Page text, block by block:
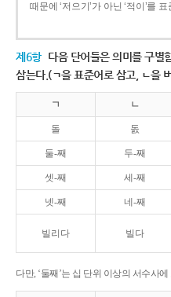
때문에 ‘저으기’가 아닌 ‘적이’를
제6항 다음 단어들은 의미를 구별
삼는다.(ㄱ을 표준어로 삼고, ㄴ을
ㄱ ㄴ
돌 돐
둘-째 두-째
셋-째 세-째
넷-째 네-째
빌리다 빌다
다만, ‘둘째’는 십 단위 이상의 서수사에